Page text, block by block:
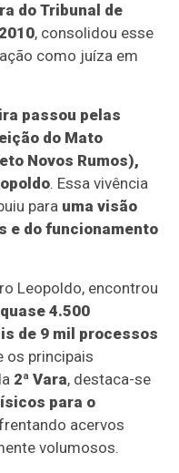
do Tribunal de
, consolidou esse
como juíza em
passou pelas
do Mato
Novos Rumos),
. Essa vivência
para uma visão
e do funcionamento
Leopoldo, encontrou
quase 4.500
de 9 mil processos
os principais
2ª Vara, destaca-se
para o
acervos
volumosos.